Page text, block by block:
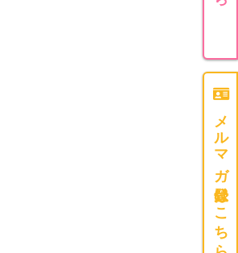
メルマガ登録はこちら